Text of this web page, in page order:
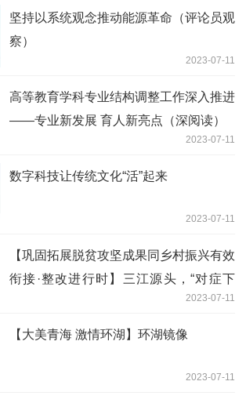
坚持以系统观念推动能源革命（评论员观
察）
2023-07-11
高等教育学科专业结构调整工作深入推进
——专业新发展 育人新亮点（深阅读）
2023-07-11
数字科技让传统文化“活”起来
2023-07-11
【巩固拓展脱贫攻坚成果同乡村振兴有效
衔接·整改进行时】三江源头，“对症下
2023-07-11
【大美青海 激情环湖】环湖镜像
2023-07-11